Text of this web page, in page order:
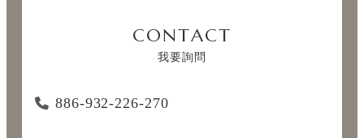
CONTACT
我要詢問
886-932-226-270